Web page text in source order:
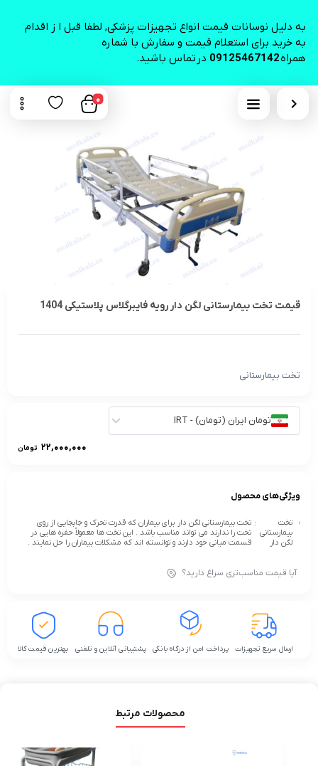
به دلیل نوسانات قیمت انواع تجهیزات پزشکی, لطفا قبل ا ز اقدام
به خرید برای استعلام قیمت و سفارش با شماره
همراه09125467142 در تماس باشید.
0
قیمت تخت بیمارستانی لگن دار رویه فایبرگلاس پلاستیکی 1404
تخت بیمارستانی
تومان ایران (تومان) - IRT
22,000,000 تومان
ویژگی‌های محصول
تخت
بیمارستانی
لگن دار
: تخت بیمارستانی لگن دار برای بیماران که قدرت تحرک و جابجایی از روی
تخت را ندارند می تواند مناسب باشد . این تخت ها معمولاً حفره هایی در
قسمت میانی خود دارند و توانسته اند که مشکلات بیماران را حل نمایند .
آیا قیمت مناسب‌تری سراغ دارید؟
ارسال سریع تجهیزات پرداخت امن از درگاه بانکی پشتیبانی آنلاین و تلفنی بهترین قیمت کالا
محصولات مرتبط